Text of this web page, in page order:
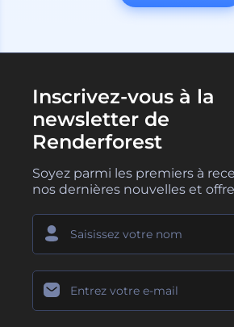
Inscrivez-vous à la
newsletter de
Renderforest
Soyez parmi les premiers à
nos dernières nouvelles et